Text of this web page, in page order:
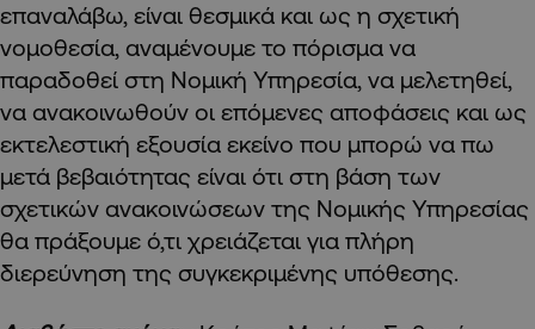
επαναλάβω, είναι θεσμικά και ως η σχετική
νομοθεσία, αναμένουμε το πόρισμα να
παραδοθεί στη Νομική Υπηρεσία, να μελετηθεί,
να ανακοινωθούν οι επόμενες αποφάσεις και ως
εκτελεστική εξουσία εκείνο που μπορώ να πω
μετά βεβαιότητας είναι ότι στη βάση των
σχετικών ανακοινώσεων της Νομικής Υπηρεσίας
θα πράξουμε ό,τι χρειάζεται για πλήρη
διερεύνηση της συγκεκριμένης υπόθεσης.